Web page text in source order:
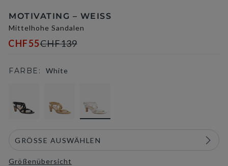
MOTIVATING – WEISS
Mittelhohe Sandalen
CHF55CHF139
FARBE: White
Größenübersicht